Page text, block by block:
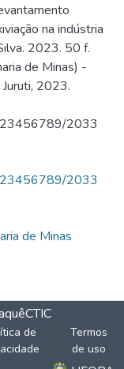
na indústria
2023. 50 f.
de Minas) -
2023.
2033
2033
de Minas
CTIC
de
Termos
de uso